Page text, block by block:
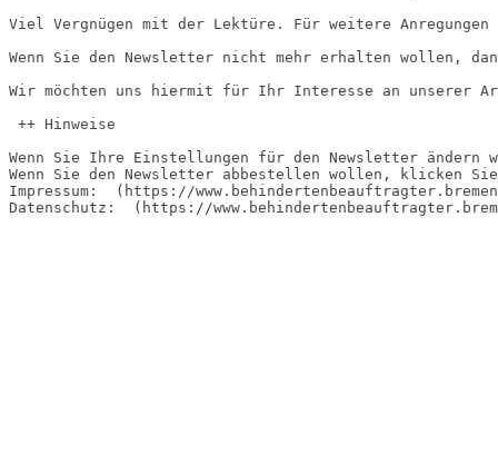
Viel Vergnügen mit der Lektüre. Für weitere
Wenn Sie den Newsletter nicht mehr erhalten wollen,
Wir möchten uns hiermit für Ihr Interesse an unserer
++ Hinweise
Wenn Sie Ihre Einstellungen für den Newsletter
Wenn Sie den Newsletter abbestellen wollen, klicken
Impressum:  (https://
Datenschutz:  (https://